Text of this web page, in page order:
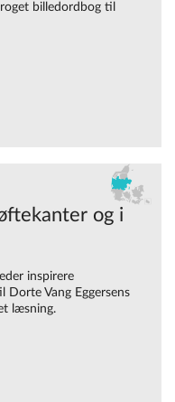
billedordbog til
og i
inspirere
Dorte Vang Eggersens
læsning.